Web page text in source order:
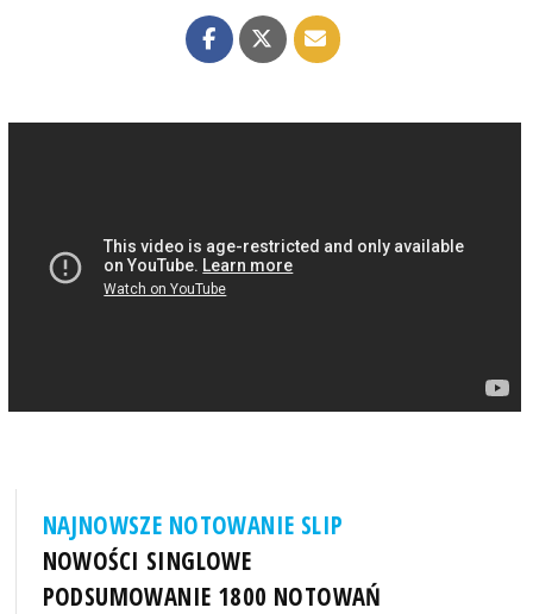
NAJNOWSZE NOTOWANIE SLIP
NOWOŚCI SINGLOWE
PODSUMOWANIE 1800 NOTOWAŃ